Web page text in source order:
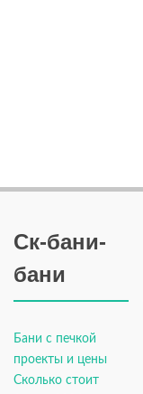
Ск-бани-
бани
Бани с печкой
проекты и цены
Сколько стоит